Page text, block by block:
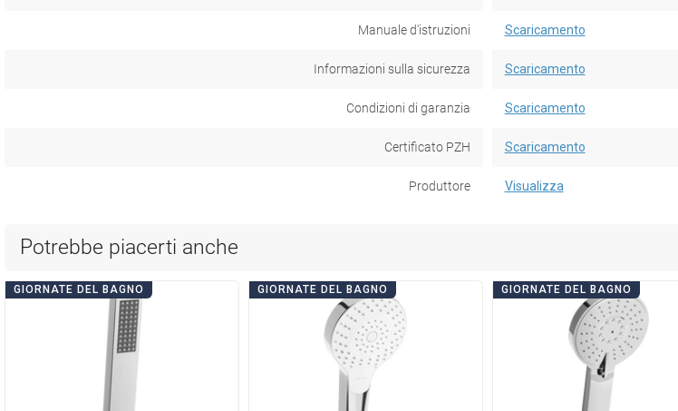
Manuale d'istruzioni Scaricamento
Informazioni sulla sicurezza Scaricamento
Condizioni di garanzia Scaricamento
Certificato PZH Scaricamento
Produttore Visualizza
Potrebbe piacerti anche
GIORNATE DEL BAGNO GIORNATE DEL BAGNO GIORNATE DEL BAGNO